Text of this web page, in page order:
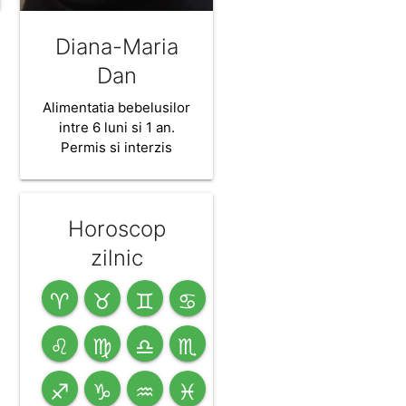
Diana-Maria
Dan
Alimentatia bebelusilor
intre 6 luni si 1 an.
Permis si interzis
Horoscop
zilnic
♈ ♉ ♊ ♋
♌ ♍ ♎ ♏
♐ ♑ ♒ ♓